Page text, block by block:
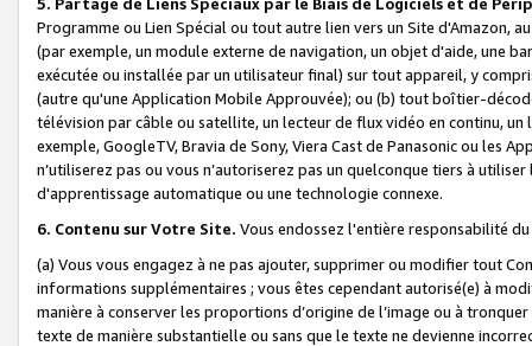
Programme ou Lien Spécial ou tout autre lien vers un Site d'Amazon,
(par exemple, un module externe de navigation, un objet d'aide, une
exécutée ou installée par un utilisateur final) sur tout appareil, y
(autre qu'une Application Mobile Approuvée); ou (b) tout boîtier-
télévision par câble ou satellite, un lecteur de flux vidéo en continu,
exemple, GoogleTV, Bravia de Sony, Viera Cast de Panasonic ou les
n’utiliserez pas ou vous n’autoriserez pas un quelconque tiers à
d'apprentissage automatique ou une technologie connexe.
6. Contenu sur Votre Site. Vous endossez l'entière responsabilité
(a) Vous vous engagez à ne pas ajouter, supprimer ou modifier tout
informations supplémentaires ; vous êtes cependant autorisé(e) à
manière à conserver les proportions d’origine de l’image ou à
texte de manière substantielle ou sans que le texte ne devienne